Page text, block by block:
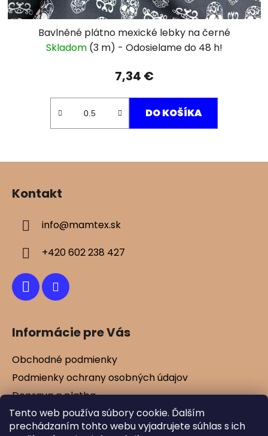
Tento web používa súbory cookie. Ďalším
prechádzaním tohto webu vyjadrujete súhlas s ich
Bavlněné plátno mexické lebky na černé
Skladom (3 m)
7,34 €
DO KOŠÍKA
Kontakt
info@mamtex.sk
+420 602 238 427
Informácie pre Vás
Obchodné podmienky
Podmienky ochrany osobných údajov
Doprava a platba
Kontakty
Vernostné zľavy